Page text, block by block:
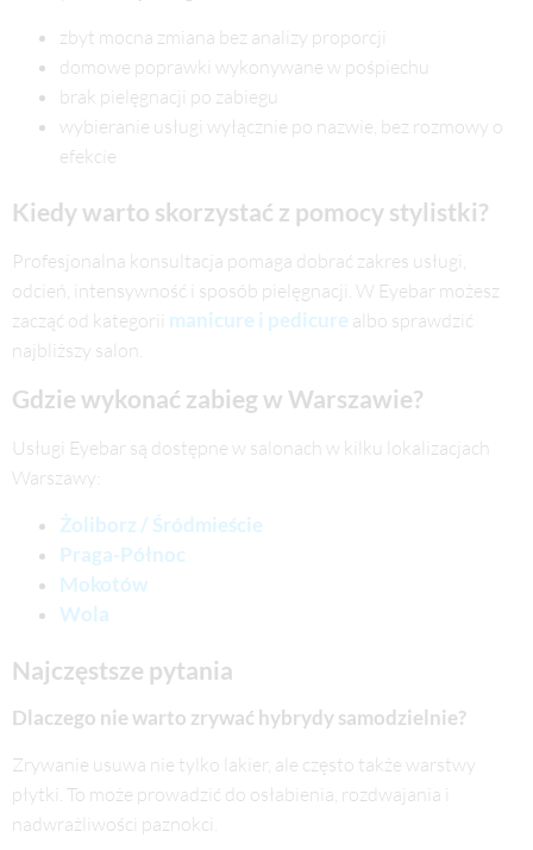
zbyt mocna zmiana bez analizy proporcji
domowe poprawki wykonywane w pośpiechu
brak pielęgnacji po zabiegu
wybieranie usługi wyłącznie po nazwie, bez rozmowy o
efekcie
Kiedy warto skorzystać z pomocy stylistki?
Profesjonalna konsultacja pomaga dobrać zakres usługi,
odcień, intensywność i sposób pielęgnacji. W Eyebar możesz
zacząć od kategorii manicure i pedicure albo sprawdzić
najbliższy salon.
Gdzie wykonać zabieg w Warszawie?
Usługi Eyebar są dostępne w salonach w kilku lokalizacjach
Warszawy:
Żoliborz / Śródmieście
Praga-Północ
Mokotów
Wola
Najczęstsze pytania
Dlaczego nie warto zrywać hybrydy samodzielnie?
Zrywanie usuwa nie tylko lakier, ale często także warstwy
płytki. To może prowadzić do osłabienia, rozdwajania i
nadwrażliwości paznokci.